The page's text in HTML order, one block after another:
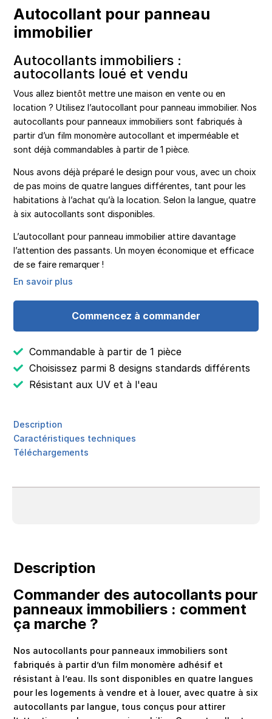
Autocollant pour panneau
immobilier
Autocollants immobiliers :
autocollants loué et vendu
Vous allez bientôt mettre une maison en vente ou en
location ? Utilisez l’autocollant pour panneau immobilier. Nos
autocollants pour panneaux immobiliers sont fabriqués à
partir d’un film monomère autocollant et imperméable et
sont déjà commandables à partir de 1 pièce.
Nous avons déjà préparé le design pour vous, avec un choix
de pas moins de quatre langues différentes, tant pour les
habitations à l’achat qu’à la location. Selon la langue, quatre
à six autocollants sont disponibles.
L’autocollant pour panneau immobilier attire davantage
l’attention des passants. Un moyen économique et efficace
de se faire remarquer !
En savoir plus
Commencez à commander
Commandable à partir de 1 pièce
Choisissez parmi 8 designs standards différents
Résistant aux UV et à l'eau
Description
Caractéristiques techniques
Téléchargements
Description
Commander des autocollants pour
panneaux immobiliers : comment
ça marche ?
Nos autocollants pour panneaux immobiliers sont
fabriqués à partir d’un film monomère adhésif et
résistant à l’eau. Ils sont disponibles en quatre langues
pour les logements à vendre et à louer, avec quatre à six
autocollants par langue, tous conçus pour attirer